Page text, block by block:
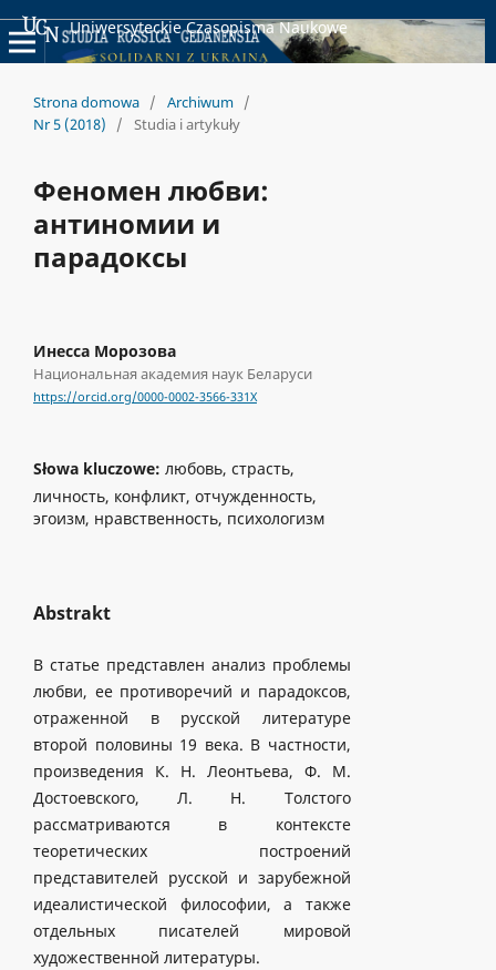
Uniwersyteckie Czasopisma Naukowe
Strona domowa / Archiwum /
Nr 5 (2018)
/ Studia i artykuły
Феномен любви:
антиномии и
парадоксы
Инесса Морозова
Национальная академия наук Беларуси
https://orcid.org/0000-0002-3566-331X
Słowa kluczowe: любовь, страсть,
личность, конфликт, отчужденность,
эгоизм, нравственность, психологизм
Abstrakt
В статье представлен анализ проблемы
любви, ее противоречий и парадоксов,
отраженной в русской литературе
второй половины 19 века. В частности,
произведения К. Н. Леонтьева, Ф. М.
Достоевского, Л. Н. Толстого
рассматриваются в контексте
теоретических построений
представителей русской и зарубежной
идеалистической философии, а также
отдельных писателей мировой
художественной литературы.